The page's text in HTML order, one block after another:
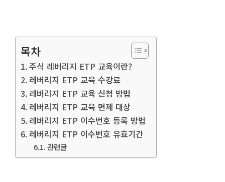
목차
주식 레버리지 ETP 교육이란?
레버리지 ETP 교육 수강료
레버리지 ETP 교육 신청 방법
레버리지 ETP 교육 면제 대상
레버리지 ETP 이수번호 등록 방법
레버리지 ETP 이수번호 유효기간
관련글